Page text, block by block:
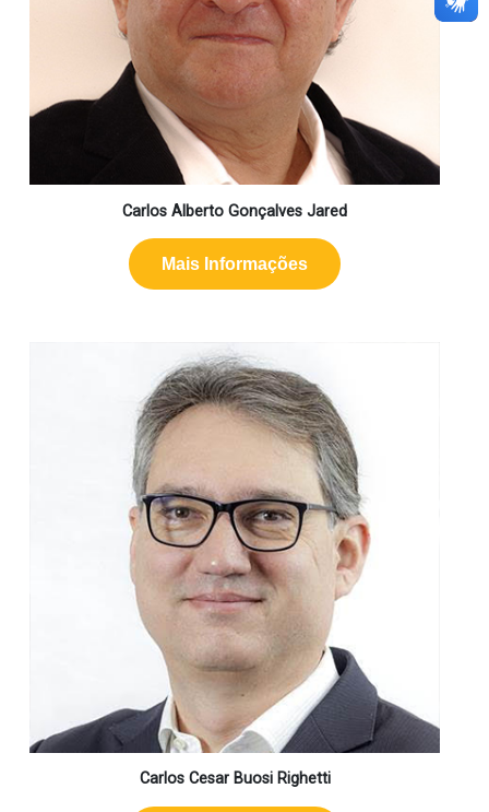
Carlos Alberto Gonçalves Jared
Mais Informações
Carlos Cesar Buosi Righetti